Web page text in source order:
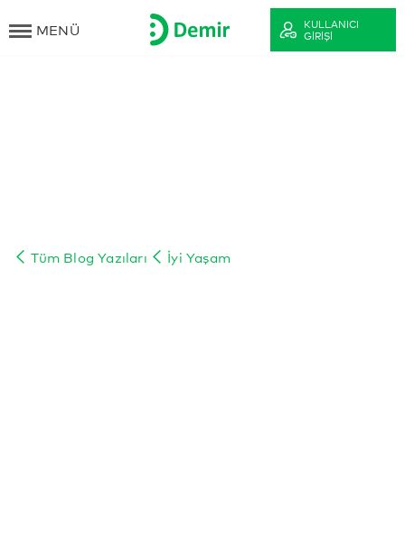
MENÜ
KULLANICI
GIRIŞI
Tüm Blog Yazıları İyi Yaşam